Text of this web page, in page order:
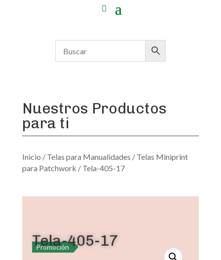
Nuestros Productos
para ti
Inicio / Telas para Manualidades / Telas Miniprint
para Patchwork / Tela-405-17
Promoción
Tela-405-17